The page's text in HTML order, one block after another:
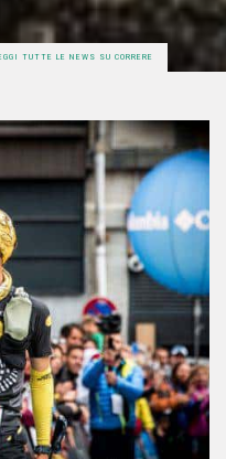
TUTTE LE NEWS SU CORRERE